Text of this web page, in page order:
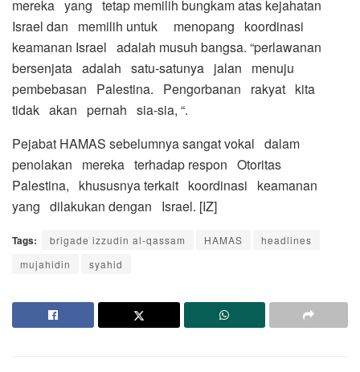
mereka yang tetap memilih bungkam atas kejahatan
Israel dan memilih untuk menopang koordinasi
keamanan Israel adalah musuh bangsa. “perlawanan
bersenjata adalah satu-satunya jalan menuju
pembebasan Palestina. Pengorbanan rakyat kita
tidak akan pernah sia-sia, “.
Pejabat HAMAS sebelumnya sangat vokal dalam
penolakan mereka terhadap respon Otoritas
Palestina, khususnya terkait koordinasi keamanan
yang dilakukan dengan Israel. [IZ]
Tags: brigade izzudin al-qassam HAMAS
headlines
mujahidin
syahid